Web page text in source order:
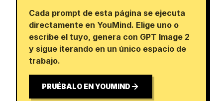
Cada prompt de esta página se ejecuta
directamente en YouMind. Elige uno o
escribe el tuyo, genera con GPT Image 2
y sigue iterando en un único espacio de
trabajo.
PRUÉBALO EN YOUMIND